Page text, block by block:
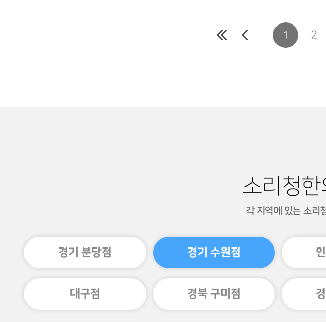
1 2
맨끝
소리청한
각 지역에 있는 소리
경기 분당점 경기 수원점
대구점 경북 구미점